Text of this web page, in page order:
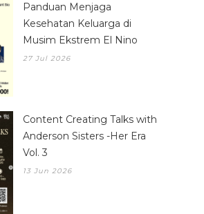
Panduan Menjaga
Kesehatan Keluarga di
Musim Ekstrem El Nino
27 Jul 2026
Content Creating Talks with
Anderson Sisters -Her Era
Vol. 3
13 Jun 2026